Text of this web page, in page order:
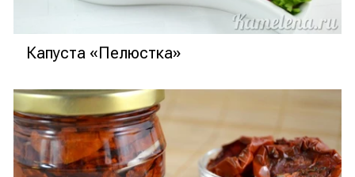
Капуста «Пелюстка»